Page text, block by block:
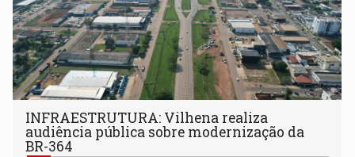
INFRAESTRUTURA: Vilhena realiza
audiência pública sobre modernização da
BR-364